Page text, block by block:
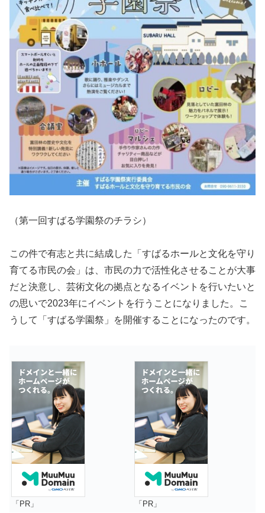
（第一回すばる学園祭のチラシ）
この件で有志と共に結成した「すばるホールと文化を守り
育てる市民の会」は、市民の力で活性化させることが大事
だと決意し、芸術文化の拠点となるイベントを行いたいと
の思いで2023年にイベントを行うことになりました。こ
うして「すばる学園祭」を開催することになったのです。
「PR」 「PR」